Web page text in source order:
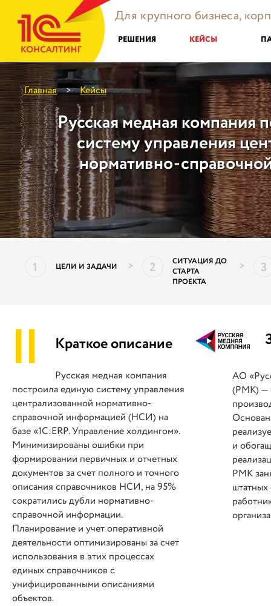
Для крупного бизнеса,
РЕШЕНИЯ КЕЙСЫ
Главная > Кейсы
Русская медная компания
систему управления
нормативно-
1 ЦЕЛИ И ЗАДАЧИ > 2
СИТУАЦИЯ ДО
СТАРТА
ПРОЕКТА
> 3
|| Краткое описание
Русская медная компания
построила единую систему управления
централизованной нормативно-
справочной информацией (НСИ) на
базе «1С:ERP. Управление холдингом».
Минимизированы ошибки при
формировании первичных и отчетных
документов за счет полного и точного
описания справочников НСИ, на 95%
сократились дубли нормативно-
справочной информации.
Планирование и учет оперативной
деятельности оптимизированы за счет
использования в этих процессах
единых справочников с
унифицированными описаниями
объектов.
АО
(РМК) —
и
РМК